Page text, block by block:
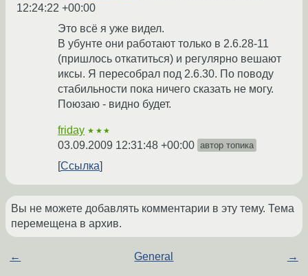
12:24:22 +00:00
Это всё я уже видел.
В убунте они работают только в 2.6.28-11
(пришлось откатиться) и регулярно вешают
иксы. Я пересобрал под 2.6.30. По поводу
стабильности пока ничего сказать не могу.
Поюзаю - видно будет.
friday ★★★
03.09.2009 12:31:48 +00:00 автор топика
Ссылка
Вы не можете добавлять комментарии в эту тему. Тема
перемещена в архив.
← General →